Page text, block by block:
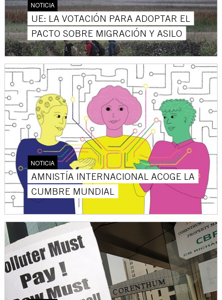
NOTICIA
UE: LA VOTACIÓN PARA ADOPTAR EL
PACTO SOBRE MIGRACIÓN Y ASILO
NOTICIA
AMNISTÍA INTERNACIONAL ACOGE LA
CUMBRE MUNDIAL